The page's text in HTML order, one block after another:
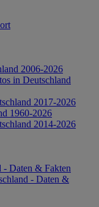
2006-2026
in Deutschland
2017-2026
1960-2026
2014-2026
- Daten & Fakten
- Daten &